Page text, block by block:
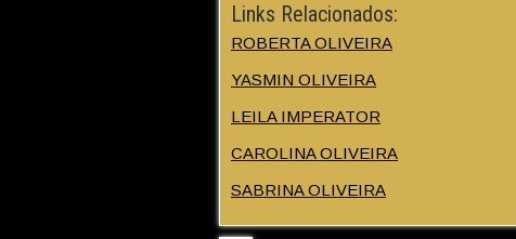
Links Relacionados:
ROBERTA OLIVEIRA
YASMIN OLIVEIRA
LEILA IMPERATOR
CAROLINA OLIVEIRA
SABRINA OLIVEIRA